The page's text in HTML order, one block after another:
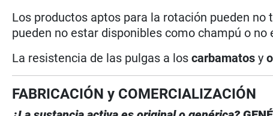
Los productos aptos para la rotación pueden
pueden no estar disponibles como champú o no
La resistencia de las pulgas a loscarbamatos y
FABRICACIÓN y COMERCIALIZACIÓN